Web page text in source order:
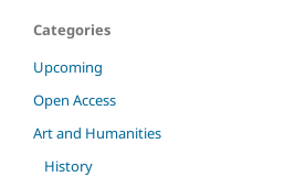
Categories
Upcoming
Open Access
Art and Humanities
History